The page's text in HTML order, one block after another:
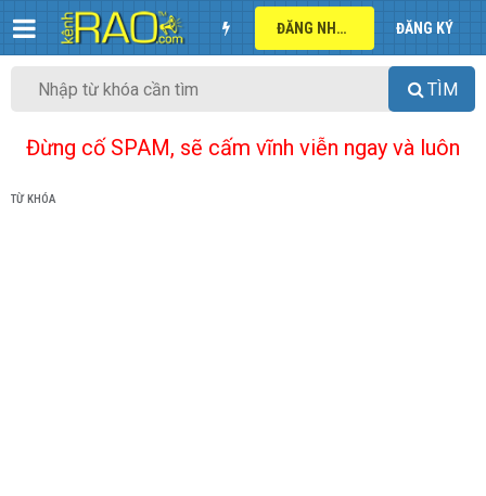
ĐĂNG NHẬP ĐĂNG KÝ
TÌM
Đừng cố SPAM, sẽ cấm vĩnh viễn ngay và luôn
TỪ KHÓA